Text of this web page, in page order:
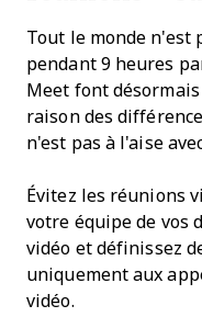
Tout le monde n'est
pendant 9 heures
Meet font
raison des
n'est pas à l'aise
Évitez les réunions
votre équipe de vos
vidéo et définissez
uniquement aux
vidéo.